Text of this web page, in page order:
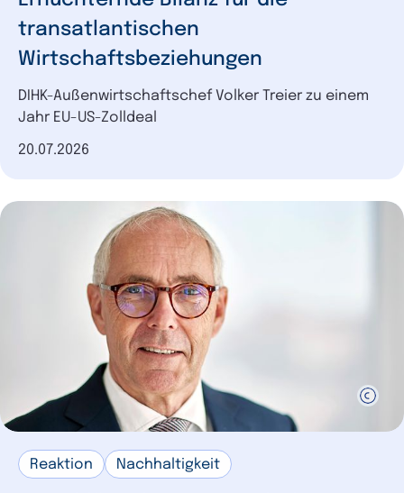
transatlantischen
Wirtschaftsbeziehungen
DIHK-Außenwirtschaftschef Volker Treier zu einem
Jahr EU-US-Zolldeal
Datum der Veröffentlichung
20.07.2026
Reaktion Nachhaltigkeit